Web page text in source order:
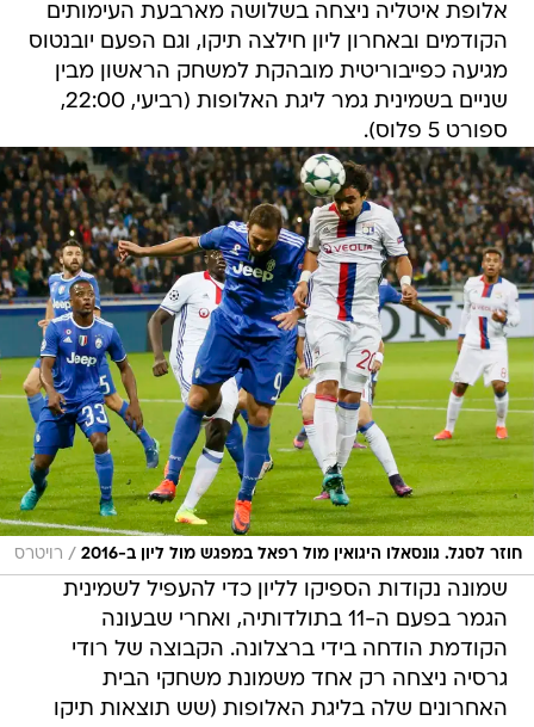
אלופת איטליה ניצחה בשלושה מארבעת העימותים
הקודמים ובאחרון ליון חילצה תיקו, וגם הפעם יובנטוס
מגיעה כפייבוריטית מובהקת למשחק הראשון מבין
שניים בשמינית גמר ליגת האלופות (רביעי, 22:00,
ספורט 5 פלוס).
חוזר לסגל. גונסאלו היגואין מול רפאל במפגש מול ליון ב-2016 / רויטרס
שמונה נקודות הספיקו לליון כדי להעפיל לשמינית
הגמר בפעם ה-11 בתולדותיה, ואחרי שבעונה
הקודמת הודחה בידי ברצלונה. הקבוצה של רודי
גרסיה ניצחה רק אחד משמונת משחקי הבית
האחרונים שלה בליגת האלופות (שש תוצאות תיקו